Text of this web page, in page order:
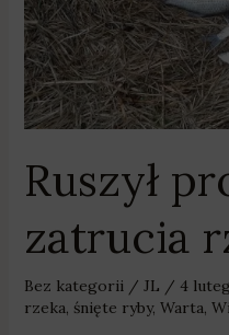
Ruszył
zatrucia
Bez kategorii/ JL / 4
rzeka, śnięte ryby, Warta,